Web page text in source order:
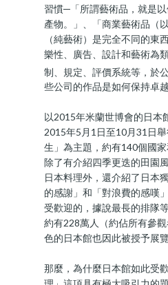
習慣─「所謂藝術品，就是
產物。」、「商業藝術品（
（純藝術）是完全不同的東
樂性、廣告、設計和藝術為
制、規定、評價系統等，於
些公司的作品是如何保持卓
以2015年米蘭世博會的日本
2015年5月1日至10月31日
生」為主題，約有140個國
除了有介紹四季更迭的田園
日本料理外，還介紹了日本
的感謝」和「對浪費的感嘆
受歡迎的，據說最長的排隊
約有228萬人（約佔所有參
色的日本館也因此被授予展
那麼，為什麼日本館如此受